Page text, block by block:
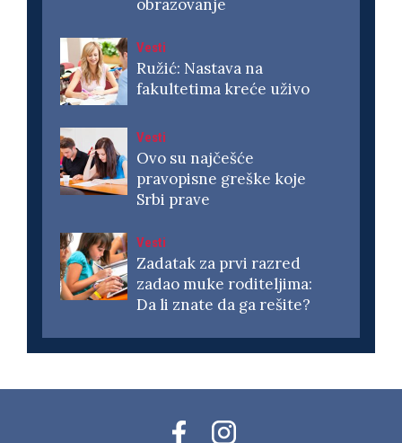
obrazovanje
Vesti
Ružić: Nastava na
fakultetima kreće uživo
Vesti
Ovo su najčešće
pravopisne greške koje
Srbi prave
Vesti
Zadatak za prvi razred
zadao muke roditeljima:
Da li znate da ga rešite?